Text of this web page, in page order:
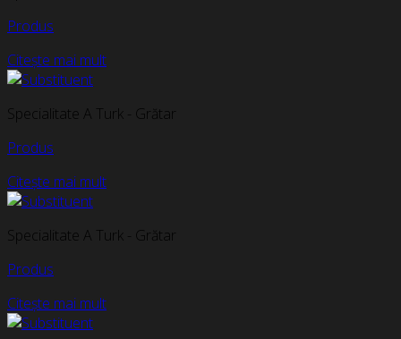
Produs
Citește mai mult
Specialitate A Turk - Grătar
Produs
Citește mai mult
Specialitate A Turk - Grătar
Produs
Citește mai mult